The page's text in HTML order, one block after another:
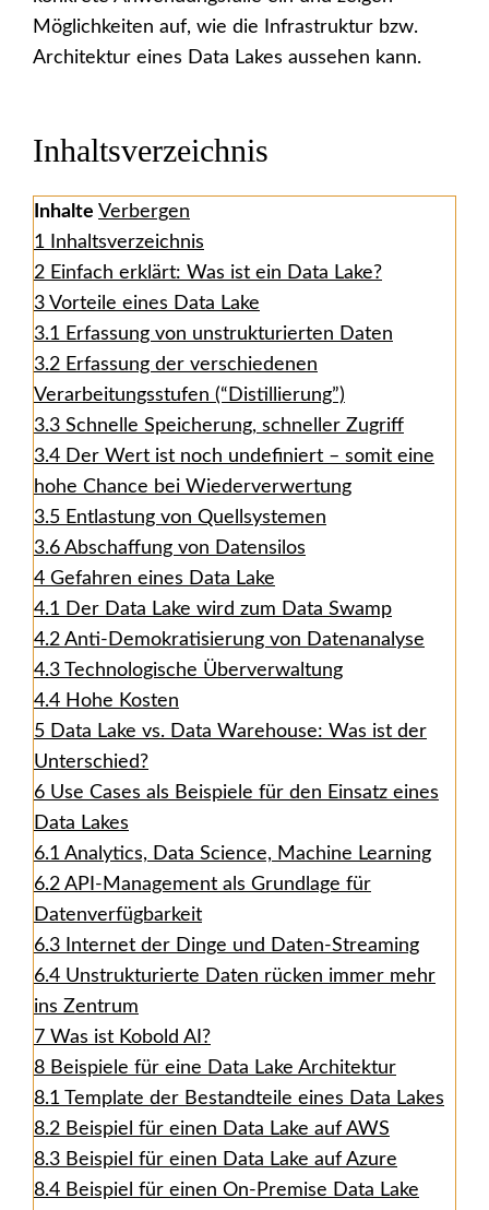
Möglichkeiten auf, wie die Infrastruktur bzw.
Architektur eines Data Lakes aussehen kann.
Inhaltsverzeichnis
Inhalte Verbergen
1
Inhaltsverzeichnis
2 Einfach erklärt: Was ist ein Data Lake?
3 Vorteile eines Data Lake
3.1 Erfassung von unstrukturierten Daten
3.2 Erfassung der verschiedenen
Verarbeitungsstufen (“Distillierung”)
3.3 Schnelle Speicherung, schneller Zugriff
3.4 Der Wert ist noch undefiniert – somit eine
hohe Chance bei Wiederverwertung
3.5 Entlastung von Quellsystemen
3.6 Abschaffung von Datensilos
4 Gefahren eines Data Lake
4.1 Der Data Lake wird zum Data Swamp
4.2 Anti-Demokratisierung von Datenanalyse
4.3 Technologische Überverwaltung
4.4 Hohe Kosten
5 Data Lake vs. Data Warehouse: Was ist der
Unterschied?
6 Use Cases als Beispiele für den Einsatz eines
Data Lakes
6.1 Analytics, Data Science, Machine Learning
6.2 API-Management als Grundlage für
Datenverfügbarkeit
6.3
Internet der Dinge und Daten-Streaming
6.4 Unstrukturierte Daten rücken immer mehr
ins Zentrum
7 Was ist Kobold AI?
8 Beispiele für eine Data Lake Architektur
8.1 Template der Bestandteile eines Data Lakes
8.2 Beispiel für einen Data Lake auf AWS
8.3 Beispiel für einen Data Lake auf Azure
8.4 Beispiel für einen On-Premise Data Lake